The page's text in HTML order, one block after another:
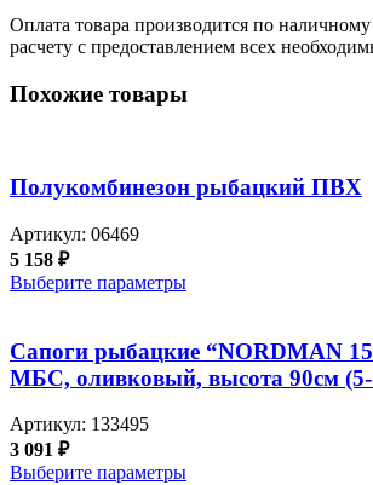
Оплата товара производится по
расчету с предоставлением всех
Похожие товары
Полукомбинезон рыбацкий ПВХ
Артикул: 06469
5 158 ₽
Выберите параметры
Сапоги рыбацкие “NORDMAN
МБС, оливковый, высота 90см (5-
Артикул: 133495
3 091 ₽
Выберите параметры